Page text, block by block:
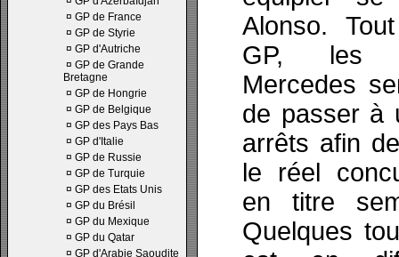
¤ GP de France
¤ GP de Styrie
¤ GP d'Autriche
¤ GP de Grande
Bretagne
¤ GP de Hongrie
¤ GP de Belgique
¤ GP des Pays Bas
¤ GP d'Italie
¤ GP de Russie
¤ GP de Turquie
¤ GP des Etats Unis
¤ GP du Brésil
¤ GP du Mexique
¤ GP du Qatar
¤ GP d'Arabie Saoudite
Alonso.
GP, les
Mercedes
de passer à
arrêts afin
le réel
en titre
Quelques